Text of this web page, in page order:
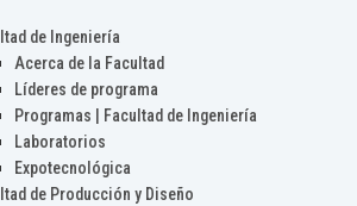
de Ingeniería
Acerca de la Facultad
Líderes de programa
Programas | Facultad de Ingeniería
Laboratorios
Expotecnológica
de Producción y Diseño